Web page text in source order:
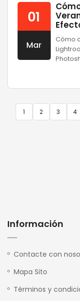
01
Mar
Cómo
1 2 3 4
Información
Contacte con
Mapa Sito
Términos y